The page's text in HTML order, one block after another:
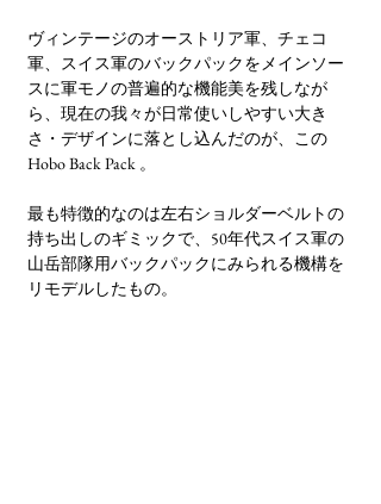
ヴィンテージのオーストリア軍、チェコ
軍、スイス軍のバックパックをメインソー
スに軍モノの普遍的な機能美を残しなが
ら、現在の我々が日常使いしやすい大き
さ・デザインに落とし込んだのが、この
Hobo Back Pack 。
最も特徴的なのは左右ショルダーベルトの
持ち出しのギミックで、50年代スイス軍の
山岳部隊用バックパックにみられる機構を
リモデルしたもの。